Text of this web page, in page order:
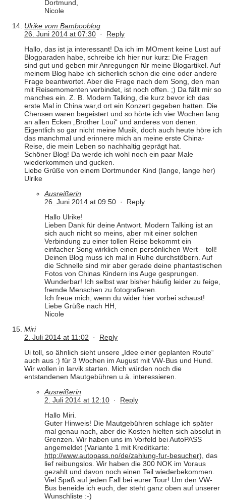
Dortmund,
Nicole
Ulrike vom Bambooblog
26. Juni 2014 at 07:30 · Reply
Hallo, das ist ja interessant! Da ich im MOment keine Lust auf
Blogparaden habe, schreibe ich hier nur kurz: Die Fragen
sind gut und geben mir Anregungen für meine Blogartikel. Auf
meinem Blog habe ich sicherlich schon die eine oder andere
Frage beantwortet. Aber die Frage nach dem Song, den man
mit Reisemomenten verbindet, ist noch offen. ;) Da fällt mir so
manches ein. Z. B. Modern Talking, die kurz bevor ich das
erste Mal in China war,d ort ein Konzert gegeben hatten. Die
Chensen waren begeistert und so hörte ich vier Wochen lang
an allen Ecken „Brother Loui“ und anderes von denen.
Eigentlich so gar nicht meine Musik, doch auch heute höre ich
das manchmal und erinnere mich an meine erste China-
Reise, die mein Leben so nachhaltig geprägt hat.
Schöner Blog! Da werde ich wohl noch ein paar Male
wiederkommen und gucken.
Liebe Grüße von einem Dortmunder Kind (lange, lange her)
Ulrike
Ausreißerin
26. Juni 2014 at 09:50 · Reply
Hallo Ulrike!
Lieben Dank für deine Antwort. Modern Talking ist an
sich auch nicht so meins, aber mit einer solchen
Verbindung zu einer tollen Reise bekommt ein
einfacher Song wirklich einen persönlichen Wert – toll!
Deinen Blog muss ich mal in Ruhe durchstöbern. Auf
die Schnelle sind mir aber gerade deine phantastischen
Fotos von Chinas Kindern ins Auge gesprungen.
Wunderbar! Ich selbst war bisher häufig leider zu feige,
fremde Menschen zu fotografieren.
Ich freue mich, wenn du wider hier vorbei schaust!
Liebe Grüße nach HH,
Nicole
Miri
2. Juli 2014 at 11:02 · Reply
Ui toll, so ähnlich sieht unsere „Idee einer geplanten Route“
auch aus :) für 3 Wochen im August mit VW-Bus und Hund.
Wir wollen in larvik starten. Mich würden noch die
entstandenen Mautgebühren u.ä. interessieren.
Ausreißerin
2. Juli 2014 at 12:10 · Reply
Hallo Miri.
Guter Hinweis! Die Mautgebühren schlage ich später
mal genau nach, aber die Kosten hielten sich absolut in
Grenzen. Wir haben uns im Vorfeld bei AutoPASS
angemeldet (Variante 1 mit Kreditkarte:
http://www.autopass.no/de/zahlung-fur-besucher), das
lief reibungslos. Wir haben die 300 NOK im Voraus
gezahlt und davon noch einen Teil wiederbekommen.
Viel Spaß auf jeden Fall bei eurer Tour! Um den VW-
Bus beneide ich euch, der steht ganz oben auf unserer
Wunschliste :-)